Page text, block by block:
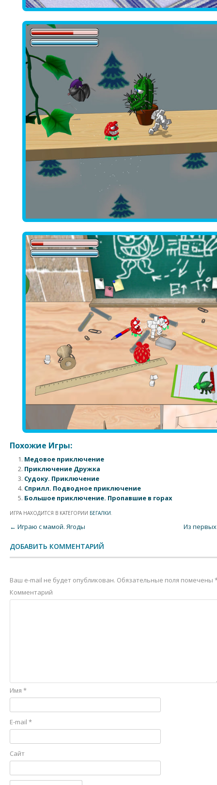
Похожие Игры:
Медовое приключение
Приключение Дружка
Судоку. Приключение
Сприлл. Подводное приключение
Большое приключение. Пропавшие в горах
ИГРА НАХОДИТСЯ В КАТЕГОРИИ БЕГАЛКИ.
Post navigation
← Играю с мамой. Ягоды Из
ДОБАВИТЬ КОММЕНТАРИЙ
Ваш e-mail не будет опубликован. Обязательные поля помечены
Комментарий
Имя *
E-mail *
Сайт